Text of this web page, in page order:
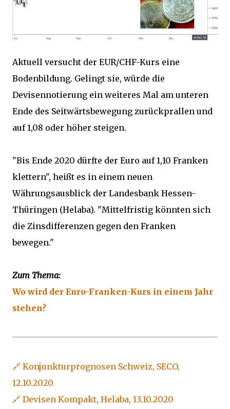
Aktuell versucht der EUR/CHF-Kurs eine
Bodenbildung. Gelingt sie, würde die
Devisennotierung ein weiteres Mal am unteren
Ende des Seitwärtsbewegung zurückprallen und
auf 1,08 oder höher steigen.
"Bis Ende 2020 dürfte der Euro auf 1,10 Franken
klettern", heißt es in einem neuen
Währungsausblick der Landesbank Hessen-
Thüringen (Helaba). "Mittelfristig könnten sich
die Zinsdifferenzen gegen den Franken
bewegen."
Zum Thema:
Wo wird der Euro-Franken-Kurs in einem Jahr
stehen?
🔗 Konjunkturprognosen Schweiz, SECO,
12.10.2020
🔗 Devisen Kompakt, Helaba, 13.10.2020